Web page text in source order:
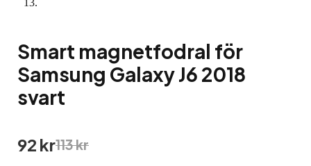
Smart magnetfodral för
Samsung Galaxy J6 2018
svart
113kr
Det
ursprungliga
92 krDet
nuvarande